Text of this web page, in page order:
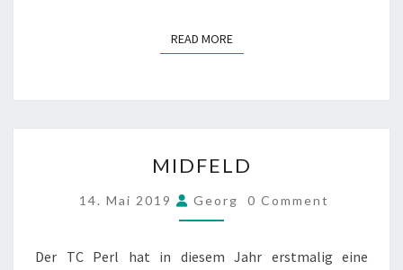
READ MOREREAD MORE
MIDFELD
14. Mai 2019 Georg COMMENTS
0 Comment
Der TC Perl hat in diesem Jahr erstmalig eine